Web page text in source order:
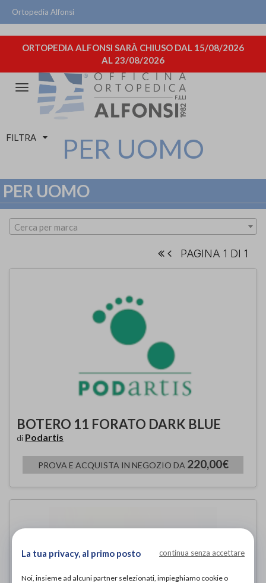
Ortopedia Alfonsi
ORTOPEDIA ALFONSI SARÀ CHIUSO DAL 15/08/2026
AL 23/08/2026
Attiva/disattiva
navigazione
FILTRA PER UOMO
PER UOMO
Cerca per marca
PAGINA 1 DI 1
BOTERO 11 FORATO DARK BLUE
di Podartis
PROVA E ACQUISTA IN NEGOZIO DA 220,00€
La tua privacy, al primo posto continua senza accettare
Noi, insieme ad alcuni partner selezionati, impieghiamo cookie o